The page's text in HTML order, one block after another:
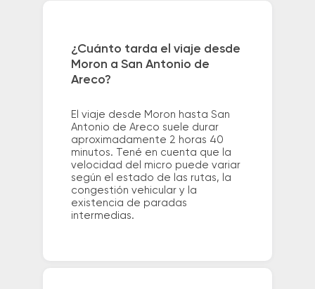
¿Cuánto tarda el viaje desde
Moron a San Antonio de
Areco?
El viaje desde Moron hasta San
Antonio de Areco suele durar
aproximadamente 2 horas 40
minutos. Tené en cuenta que la
velocidad del micro puede variar
según el estado de las rutas, la
congestión vehicular y la
existencia de paradas
intermedias.